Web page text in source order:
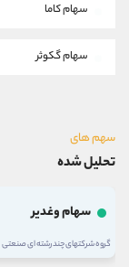
سهام کاما
سهام گکوثر
سهم های
تحلیل شده
سهام وغدیر
گروه شرکتهای چند رشته ای صنعتی